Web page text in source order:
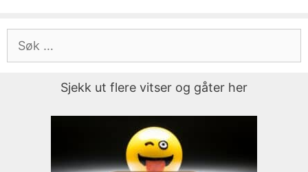
Søk
Sjekk ut flere vitser og gåter her